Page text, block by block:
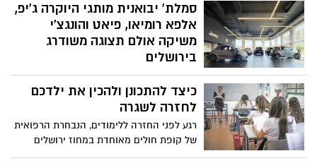
סמלת' יבואנית מותגי היוקרה ג'יפ,
אלפא רומיאו, פיאט והונגצ'י
משיקה אולם תצוגה משודרג
בירושלים
אולם התצוגה יתפרס על פני כ-1000 מ"ר.
עלות שדרוג האולם עומדת על כ-2 מיליון ₪
כיצד להתכונן ולהכין את ילדכם
לחזרה לשגרה
רגע לפני החזרה ללימודים, הנבחרת הרפואית
של קופת חולים מאוחדת במחוז ירושלים
מעניקה מספר טיפים מקצועיים כיצד להתכונן